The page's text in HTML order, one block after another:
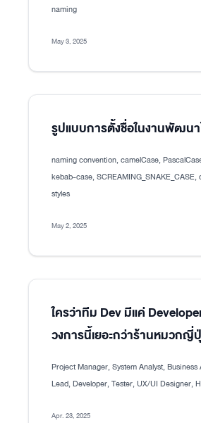
naming
May 3, 2025
รูปแบบการตั้งชื่อในงานพัฒน
naming convention, camelCase,
kebab-case,
styles
May 2, 2025
ใครว่าทีม Dev มีแค่
วงการนี้เยอะกว่าร้านหมวกญี่
Project Manager, System Analyst,
Lead, Developer, Tester, UX/UI Designer,
Apr. 23, 2025